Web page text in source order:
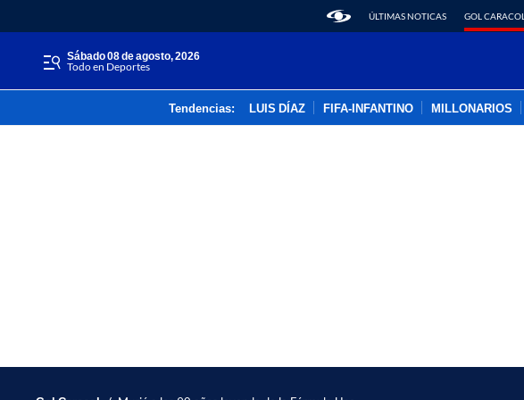
ÚLTIMAS NOTICAS GOL CARACOL
sábado 08 de agosto, 2026
Todo en Deportes
Tendencias: LUIS DÍAZ FIFA-INFANTINO MILLONARIOS